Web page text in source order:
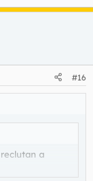
#16
a